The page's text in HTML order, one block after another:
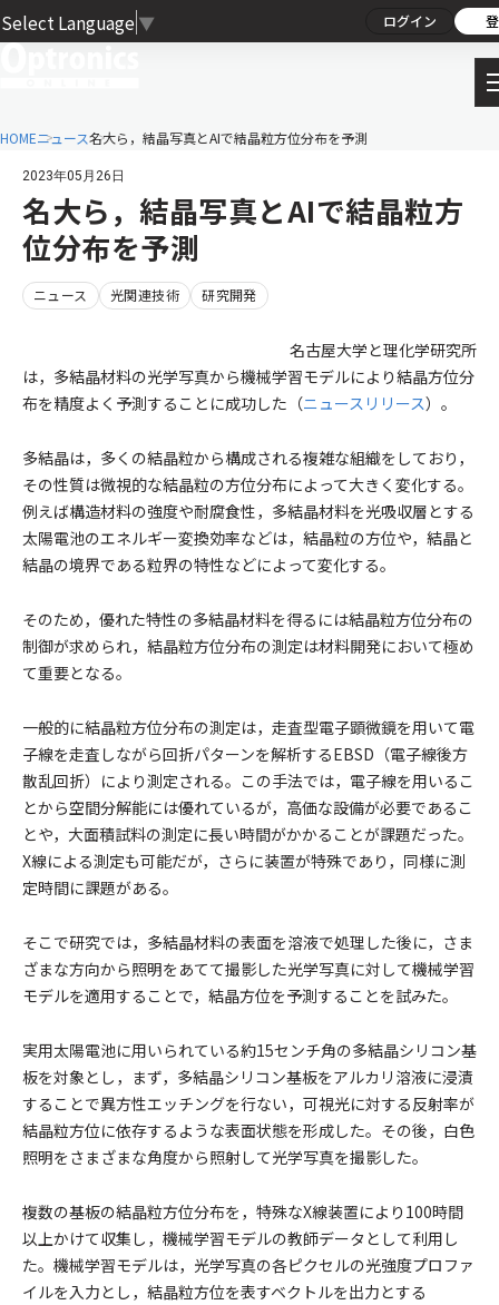
Select Language ▼ ログイン
HOMEニュース名大ら，結晶写真とAIで結晶粒方位分布を予測
2023年05月26日
名大ら，結晶写真とAIで結晶粒方
位分布を予測
ニュース 光関連技術 研究開発
名古屋大学と理化学研究所
は，多結晶材料の光学写真から機械学習モデルにより結晶方位分
布を精度よく予測することに成功した（ニュースリリース）。
多結晶は，多くの結晶粒から構成される複雑な組織をしており，
その性質は微視的な結晶粒の方位分布によって大きく変化する。
例えば構造材料の強度や耐腐食性，多結晶材料を光吸収層とする
太陽電池のエネルギー変換効率などは，結晶粒の方位や，結晶と
結晶の境界である粒界の特性などによって変化する。
そのため，優れた特性の多結晶材料を得るには結晶粒方位分布の
制御が求められ，結晶粒方位分布の測定は材料開発において極め
て重要となる。
一般的に結晶粒方位分布の測定は，走査型電子顕微鏡を用いて電
子線を走査しながら回折パターンを解析するEBSD（電子線後方
散乱回折）により測定される。この手法では，電子線を用いるこ
とから空間分解能には優れているが，高価な設備が必要であるこ
とや，大面積試料の測定に長い時間がかかることが課題だった。
X線による測定も可能だが，さらに装置が特殊であり，同様に測
定時間に課題がある。
そこで研究では，多結晶材料の表面を溶液で処理した後に，さま
ざまな方向から照明をあてて撮影した光学写真に対して機械学習
モデルを適用することで，結晶方位を予測することを試みた。
実用太陽電池に用いられている約15センチ角の多結晶シリコン基
板を対象とし，まず，多結晶シリコン基板をアルカリ溶液に浸漬
することで異方性エッチングを行ない，可視光に対する反射率が
結晶粒方位に依存するような表面状態を形成した。その後，白色
照明をさまざまな角度から照射して光学写真を撮影した。
複数の基板の結晶粒方位分布を，特殊なX線装置により100時間
以上かけて収集し，機械学習モデルの教師データとして利用し
た。機械学習モデルは，光学写真の各ピクセルの光強度プロファ
イルを入力とし，結晶粒方位を表すベクトルを出力とする